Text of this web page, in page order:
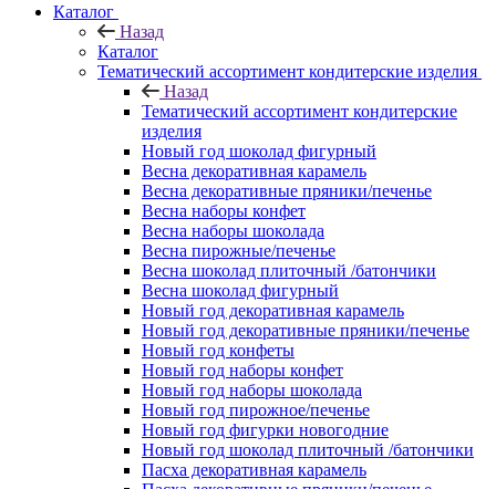
Каталог
Назад
Каталог
Тематический ассортимент кондитерские изделия
Назад
Тематический ассортимент кондитерские
изделия
Новый год шоколад фигурный
Весна декоративная карамель
Весна декоративные пряники/печенье
Весна наборы конфет
Весна наборы шоколада
Весна пирожные/печенье
Весна шоколад плиточный /батончики
Весна шоколад фигурный
Новый год декоративная карамель
Новый год декоративные пряники/печенье
Новый год конфеты
Новый год наборы конфет
Новый год наборы шоколада
Новый год пирожное/печенье
Новый год фигурки новогодние
Новый год шоколад плиточный /батончики
Пасха декоративная карамель